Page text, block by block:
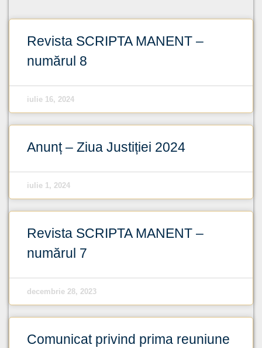
Revista SCRIPTA MANENT –
numărul 8
iulie 16, 2024
Anunț – Ziua Justiției 2024
iulie 1, 2024
Revista SCRIPTA MANENT –
numărul 7
decembrie 28, 2023
Comunicat privind prima reuniune